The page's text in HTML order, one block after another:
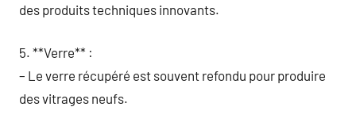
des produits techniques innovants.
5. **Verre** :
– Le verre récupéré est souvent refondu pour produire
des vitrages neufs.